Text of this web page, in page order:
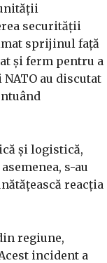
securității
sprijinul față
și ferm pentru a
au discutat
și logistică,
s-au
reacția
regiune,
incident a